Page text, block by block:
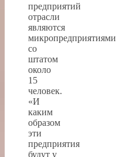
предприятий
отрасли
являются
микропредприятиями
со
штатом
около
15
человек.
«И
каким
образом
эти
предприятия
будут у